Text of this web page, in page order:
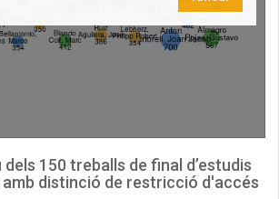
150 treballs de final d’estudis
distinció de restricció d'accés